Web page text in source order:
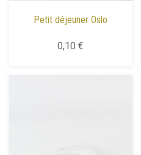
Petit déjeuner Oslo
0,10 €